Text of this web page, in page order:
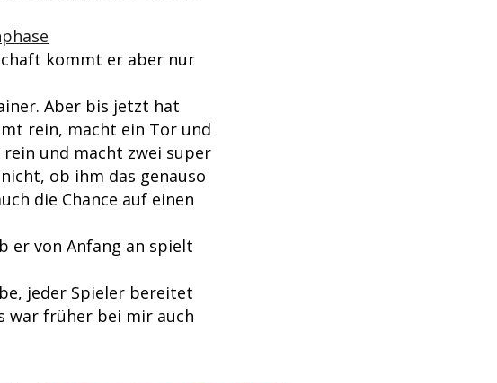
kommt er aber nur
Aber bis jetzt hat
rein, macht ein Tor und
und macht zwei super
ob ihm das genauso
die Chance auf einen
er von Anfang an spielt
jeder Spieler bereitet
war früher bei mir auch